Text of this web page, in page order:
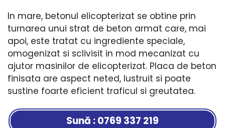
In mare, betonul elicopterizat se obtine prin
turnarea unui strat de beton armat care, mai
apoi, este tratat cu ingrediente speciale,
omogenizat si sclivisit in mod mecanizat cu
ajutor masinilor de elicopterizat. Placa de beton
finisata are aspect neted, lustruit si poate
sustine foarte eficient traficul si greutatea.
Sună : 0769 337 219